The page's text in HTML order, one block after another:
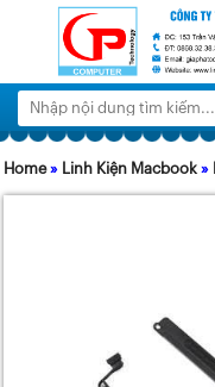
Tìm
kiếm:
Home» Linh Kiện Macbook »